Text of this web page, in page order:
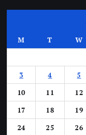
M T W
3
4 5
10
11 12
17
18 19
24
25 26